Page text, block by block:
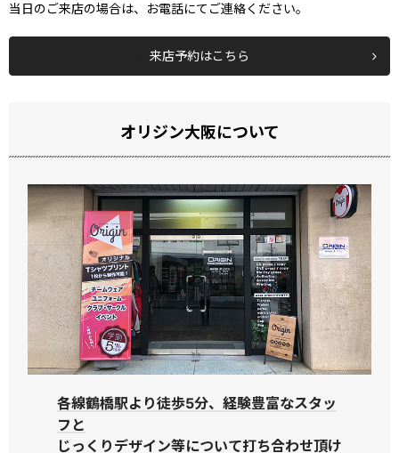
当日のご来店の場合は、お電話にてご連絡ください。
来店予約はこちら
オリジン大阪について
各線鶴橋駅より徒歩5分、経験豊富なスタッ
フと
じっくりデザイン等について打ち合わせ頂け